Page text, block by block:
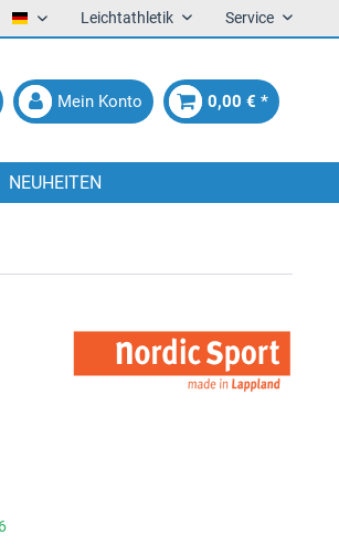
DeutschLeichtathletik Service
Mein Konto 0,00 € *
NEUHEITEN